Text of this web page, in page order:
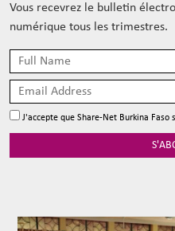
Vous recevrez le bulletin
numérique tous les trimestres.
J'accepte que Share-Net Burkina